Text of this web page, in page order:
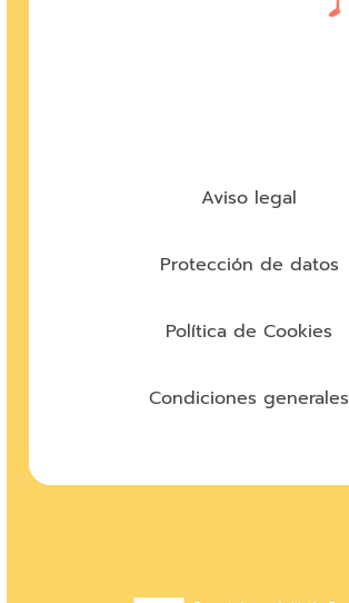
Aviso legal
Protección de datos
Política de Cookies
Condiciones generales